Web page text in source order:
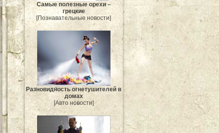
Самые полезные орехи –
грецкие
[Познавательные новости]
Разновидность огнетушителей в
домах
[Авто новости]